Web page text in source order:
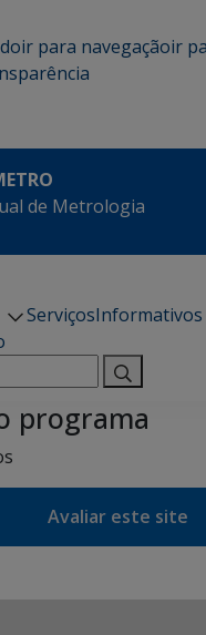
ir para navegaçãoir
de Metrologia
ServiçosInformativos
programa
Avaliar este site